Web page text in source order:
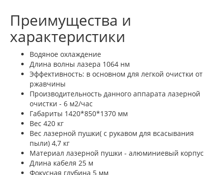
Преимущества и
характеристики
Водяное охлаждение
Длина волны лазера 1064 нм
Эффективность: в основном для легкой очистки от
ржавчины
Производительность данного аппарата лазерной
очистки - 6 м2/час
Габариты 1420*850*1370 мм
Вес 420 кг
Вес лазерной пушки( с рукавом для всасывания
пыли) 4,7 кг
Материал лазерной пушки - алюминиевый корпус
Длина кабеля 25 м
Фокусная глубина 5 мм